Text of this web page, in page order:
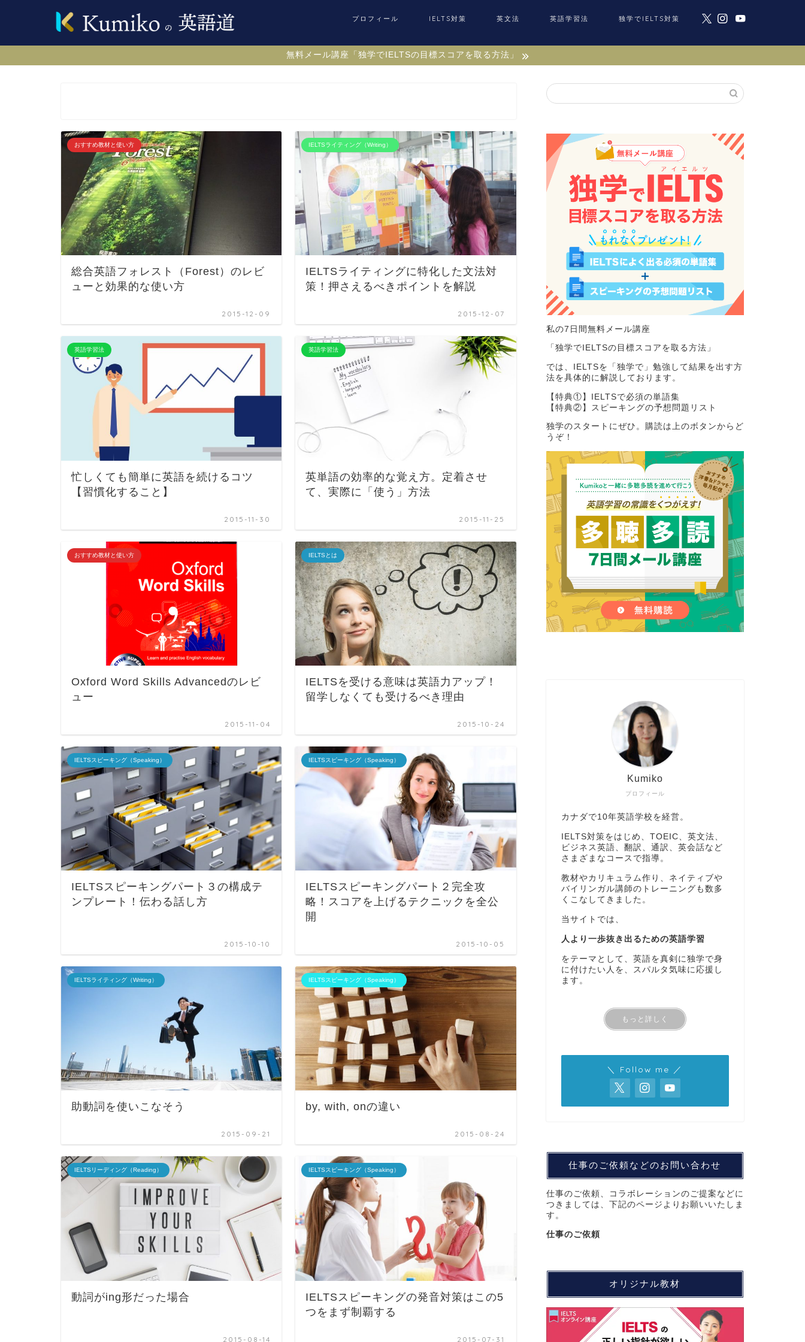
プロフィール IELTS対策 英文法 英語学習法 独学でIELTS対策
無料メール講座「独学でIELTSの目標スコアを取る方法」
おすすめ教材と使い方
総合英語フォレスト（Forest）のレビ
ューと効果的な使い方
2015-12-09
IELTSライティング（Writing）
IELTSライティングに特化した文法対
策！押さえるべきポイントを解説
2015-12-07
英語学習法
忙しくても簡単に英語を続けるコツ
【習慣化すること】
2015-11-30
英語学習法
英単語の効率的な覚え方。定着させ
て、実際に「使う」方法
2015-11-25
おすすめ教材と使い方
Oxford Word Skills Advancedのレビ
ュー
2015-11-04
IELTSとは
IELTSを受ける意味は英語力アップ！
留学しなくても受けるべき理由
2015-10-24
IELTSスピーキング（Speaking）
IELTSスピーキングパート３の構成テ
ンプレート！伝わる話し方
2015-10-10
IELTSスピーキング（Speaking）
IELTSスピーキングパート２完全攻
略！スコアを上げるテクニックを全公
開
2015-10-05
IELTSライティング（Writing）
助動詞を使いこなそう
2015-09-21
IELTSスピーキング（Speaking）
by, with, onの違い
2015-08-24
IELTSリーディング（Reading）
動詞がing形だった場合
2015-08-14
IELTSスピーキング（Speaking）
IELTSスピーキングの発音対策はこの5
つをまず制覇する
2015-07-31
私の7日間無料メール講座
「独学でIELTSの目標スコアを取る方法」
では、IELTSを「独学で」勉強して結果を出す方
法を具体的に解説しております。
【特典①】IELTSで必須の単語集
【特典②】スピーキングの予想問題リスト
独学のスタートにぜひ。購読は上のボタンからど
うぞ！
プロフィール
Kumiko
カナダで10年英語学校を経営。
IELTS対策をはじめ、TOEIC、英文法、
ビジネス英語、翻訳、通訳、英会話など
さまざまなコースで指導。
教材やカリキュラム作り、ネイティブや
バイリンガル講師のトレーニングも数多
くこなしてきました。
当サイトでは、
人より一歩抜き出るための英語学習
をテーマとして、英語を真剣に独学で身
に付けたい人を、スパルタ気味に応援し
ます。
もっと詳しく
＼ Follow me ／
仕事のご依頼などのお問い合わせ
仕事のご依頼、コラボレーションのご提案などに
つきましては、下記のページよりお願いいたしま
す。
仕事のご依頼
オリジナル教材